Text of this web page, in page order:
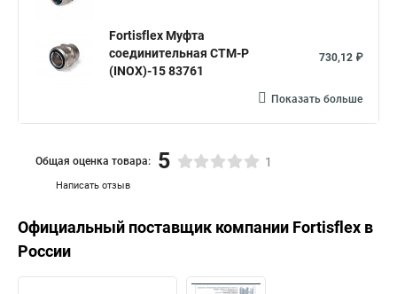
Fortisflex Муфта
соединительная СТМ-Р
(INOX)-15 83761
730,12 ₽
Показать больше
Написать отзыв
Общая оценка товара: 5 1
Официальный поставщик компании Fortisflex в
России